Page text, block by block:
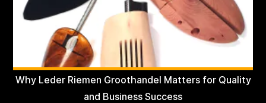
Why Leder Riemen Groothandel Matters for Quality
and Business Success